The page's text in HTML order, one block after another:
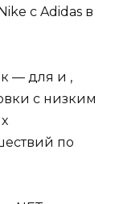
с Adidas в
— для и ,
с низким
по